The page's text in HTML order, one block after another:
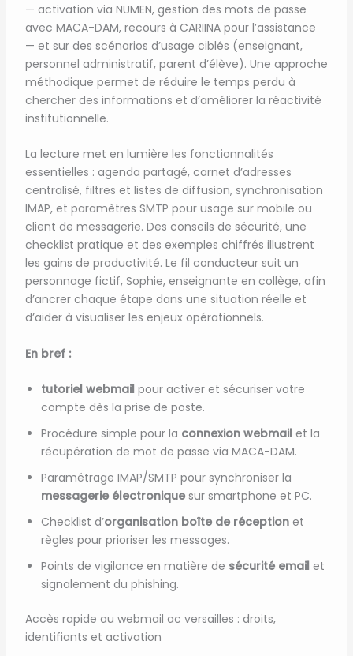
— activation via NUMEN, gestion des mots de passe
avec MACA-DAM, recours à CARIINA pour l’assistance
— et sur des scénarios d’usage ciblés (enseignant,
personnel administratif, parent d’élève). Une approche
méthodique permet de réduire le temps perdu à
chercher des informations et d’améliorer la réactivité
institutionnelle.
La lecture met en lumière les fonctionnalités
essentielles : agenda partagé, carnet d’adresses
centralisé, filtres et listes de diffusion, synchronisation
IMAP, et paramètres SMTP pour usage sur mobile ou
client de messagerie. Des conseils de sécurité, une
checklist pratique et des exemples chiffrés illustrent
les gains de productivité. Le fil conducteur suit un
personnage fictif, Sophie, enseignante en collège, afin
d’ancrer chaque étape dans une situation réelle et
d’aider à visualiser les enjeux opérationnels.
En bref :
tutoriel webmailpour activer et sécuriser votre
compte dès la prise de poste.
Procédure simple pour la connexion webmailet la
récupération de mot de passe via MACA-DAM.
Paramétrage IMAP/SMTP pour synchroniser la
messagerie électroniquesur smartphone et PC.
Checklist d’organisation boîte de réceptionet
règles pour prioriser les messages.
Points de vigilance en matière de sécurité emailet
signalement du phishing.
Accès rapide au webmail ac versailles : droits,
identifiants et activation